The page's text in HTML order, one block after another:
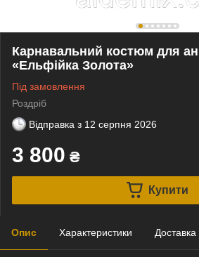
Карнавальний костюм для
«Ельфійка Золота»
Під замовлення
Роздріб
Відправка з 12 серпня 2026
3 800 ₴
Купити
Опис Характеристики Доставка